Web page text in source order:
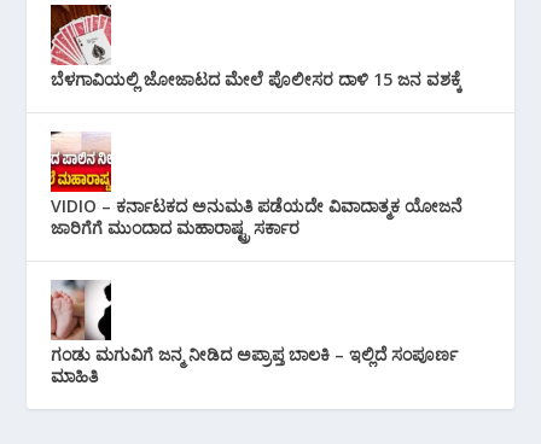
ಬೆಳಗಾವಿಯಲ್ಲಿ ಜೋಜಾಟದ ಮೇಲೆ ಪೊಲೀಸರ ದಾಳಿ 15 ಜನ ವಶಕ್ಕೆ
VIDIO – ಕರ್ನಾಟಕದ ಅನುಮತಿ ಪಡೆಯದೇ ವಿವಾದಾತ್ಮಕ ಯೋಜನೆ
ಜಾರಿಗೆಗೆ ಮುಂದಾದ ಮಹಾರಾಷ್ಟ್ರ ಸರ್ಕಾರ
ಗಂಡು ಮಗುವಿಗೆ ಜನ್ಮ ನೀಡಿದ ಅಪ್ರಾಪ್ತ ಬಾಲಕಿ – ಇಲ್ಲಿದೆ ಸಂಪೂರ್ಣ
ಮಾಹಿತಿ